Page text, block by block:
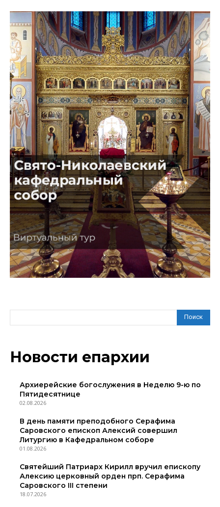
Поиск
Новости епархии
Архиерейские богослужения в Неделю 9-ю по
Пятидесятнице
02.08.2026
В день памяти преподобного Серафима
Саровского епископ Алексий совершил
Литургию в Кафедральном соборе
01.08.2026
Святейший Патриарх Кирилл вручил епископу
Алексию церковный орден прп. Серафима
Саровского III степени
18.07.2026